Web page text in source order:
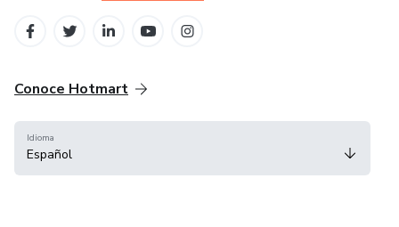
Conoce Hotmart
Idioma
Español